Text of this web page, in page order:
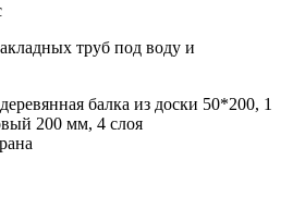
труб под воду и
деревянная балка из доски 50*200, 1
200 мм, 4 слоя